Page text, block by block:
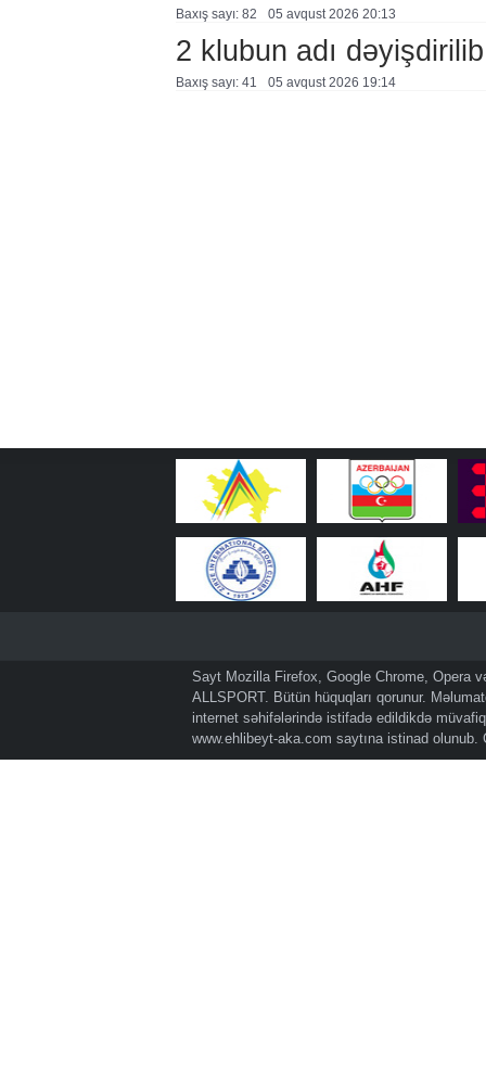
Baxış sayı: 82 05 avqust 2026 20:13
2 klubun adı dəyişdirilib
Baxış sayı: 41 05 avqust 2026 19:14
Sayt Mozilla Firefox, Google Chrome, Opera
ALLSPORT. Bütün hüquqları qorunur.
internet səhifələrində istifadə edildikdə
www.ehlibeyt-aka.com saytına istinad olunub.